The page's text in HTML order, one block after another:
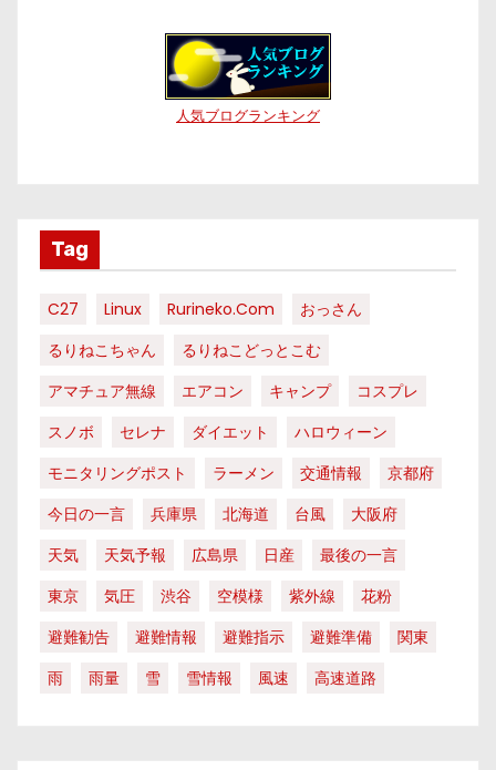
人気ブログランキング
Tag
C27 Linux Rurineko.com
おっさん
るりねこちゃん
るりねこどっとこむ
アマチュア無線
エアコン キャンプ
コスプレ
スノボ
セレナ ダイエット
ハロウィーン
モニタリングポスト
ラーメン 交通情報
京都府
今日の一言
兵庫県 北海道 台風
大阪府
天気
天気予報 広島県 日産
最後の一言
東京
気圧 渋谷 空模様 紫外線
花粉
避難勧告
避難情報 避難指示 避難準備
関東
雨
雨量 雪 雪情報 風速 高速道路